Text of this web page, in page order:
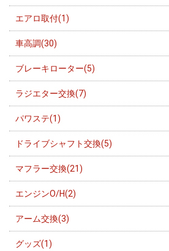
エアロ取付(1)
車高調(30)
ブレーキローター(5)
ラジエター交換(7)
パワステ(1)
ドライブシャフト交換(5)
マフラー交換(21)
エンジンO/H(2)
アーム交換(3)
グッズ(1)